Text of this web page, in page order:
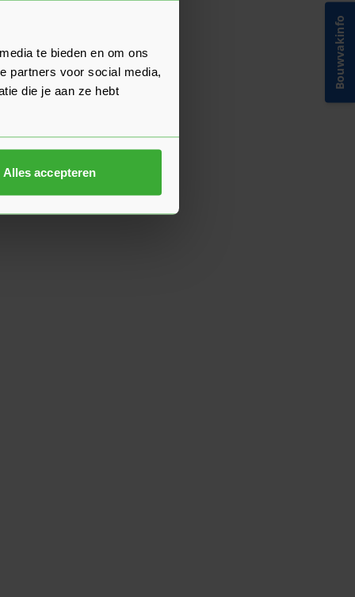
te bieden en om ons
partners voor social media,
die je aan ze hebt
Alles accepteren
Bouwvakinfo